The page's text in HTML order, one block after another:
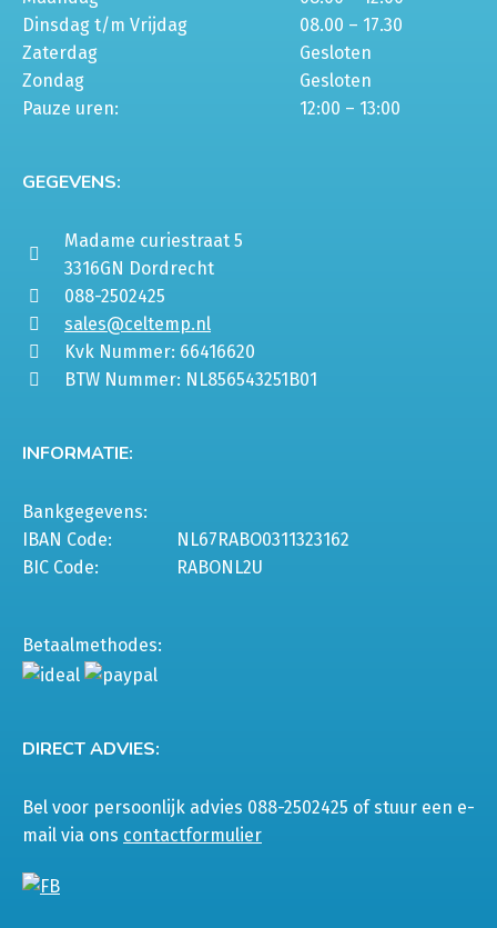
Dinsdag t/m Vrijdag
08.00 – 17.30
Zaterdag
Gesloten
Zondag
Gesloten
Pauze uren:
12:00 – 13:00
GEGEVENS:
Madame curiestraat 5
3316GN Dordrecht
088-2502425
sales@celtemp.nl
Kvk Nummer: 66416620
BTW Nummer: NL856543251B01
INFORMATIE:
Bankgegevens:
IBAN Code:
NL67RABO0311323162
BIC Code:
RABONL2U
Betaalmethodes:
DIRECT ADVIES:
Bel voor persoonlijk advies 088-2502425 of stuur een e-
mail via ons contactformulier